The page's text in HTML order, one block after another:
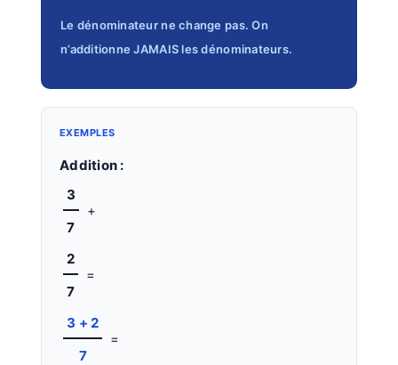
Le dénominateur ne change pas. On
n’additionne JAMAIS les dénominateurs.
EXEMPLES
Addition :
3
7
+
2
7
=
3 + 2
7
=